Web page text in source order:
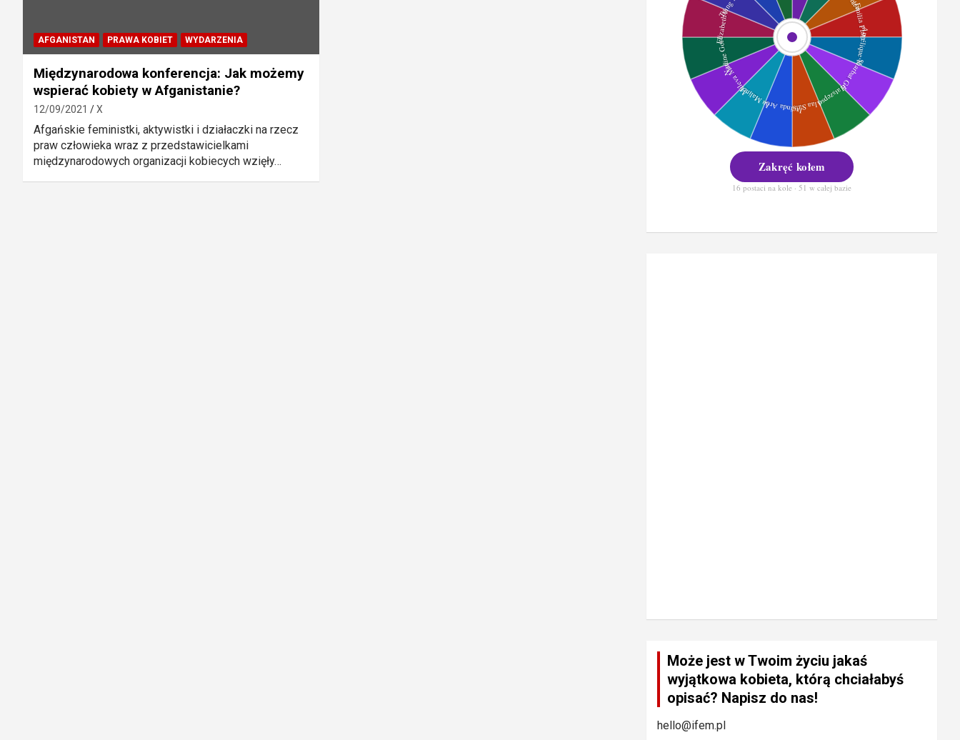
AFGANISTAN PRAWA KOBIET WYDARZENIA
Międzynarodowa konferencja: Jak możemy
wspierać kobiety w Afganistanie?
12/09/2021 X
Afgańskie feministki, aktywistki i działaczki na rzecz
praw człowieka wraz z przedstawicielkami
międzynarodowych organizacji kobiecych wzięły…
Zakręć kołem
16 postaci na kole · 51 w całej bazie
Może jest w Twoim życiu jakaś
wyjątkowa kobieta, którą chciałabyś
opisać? Napisz do nas!
hello@ifem.pl